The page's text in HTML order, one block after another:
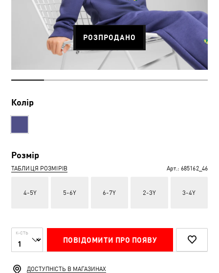
РОЗПРОДАНО
Колір
Розмір
ТАБЛИЦЯ РОЗМІРІВ Арт.: 685162_46
4-5Y 5-6Y 6-7Y 2-3Y 3-4Y
К-СТЬ
ПОВІДОМИТИ ПРО ПОЯВУ
ДОСТУПНІСТЬ В МАГАЗИНАХ